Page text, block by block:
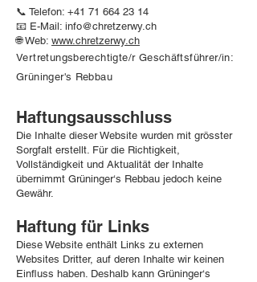
📞 Telefon: +41 71 664 23 14
📧 E-Mail: info@chretzerwy.ch
🌐 Web: www.chretzerwy.ch
Vertretungsberechtigte/r Geschäftsführer/in:
Grüninger's Rebbau
Haftungsausschluss
Die Inhalte dieser Website wurden mit grösster
Sorgfalt erstellt. Für die Richtigkeit,
Vollständigkeit und Aktualität der Inhalte
übernimmt Grüninger‘s Rebbau jedoch keine
Gewähr.
Haftung für Links
Diese Website enthält Links zu externen
Websites Dritter, auf deren Inhalte wir keinen
Einfluss haben. Deshalb kann Grüninger‘s